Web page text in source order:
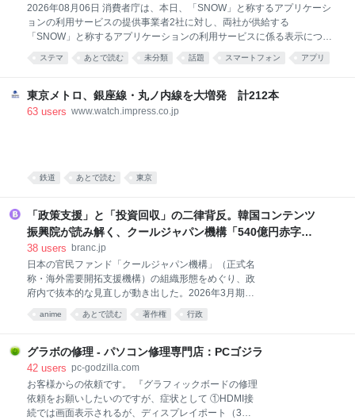
2026年08月06日 消費者庁は、本日、「SNOW」と称するアプリケーシ
ョンの利用サービスの提供事業者2社に対し、両社が供給する
「SNOW」と称するアプリケーションの利用サービスに係る表示につい
て、それぞれ、景品表示法に違反する行為(同法第5条第3号(ステルスマ
ーケティング告示)に該当)が認められたことから、同法第7条第1項の規
プリケーションの利用サービスの提供事業者2社に対する景品表示法に
基づく措置命令について[PDF:2.0 MB]
ステマ あとで読む 未分類 話題 スマートフォン アプリ
東京メトロ、銀座線・丸ノ内線を大増発 計212本
63 users www.watch.impress.co.jp
鉄道 あとで読む 東京
「政策支援」と「投資回収」の二律背反。韓国コンテンツ
振興院が読み解く、クールジャパン機構「540億円赤字」
の本質 | Branc（ブラン）-Brand New Creativity-
38 users branc.jp
日本の官民ファンド「クールジャパン機構」（正式名
称・海外需要開拓支援機構）の組織形態をめぐり、政
府内で抜本的な見直しが動き出した。2026年3月期決
算で累積損失が540億円に達したことを受け、経済産
業省は同年7月、制度・投資事業・組織経営の三つの
論では、他機関との統合や廃止まで選択肢に入る可能
性がある。 日本国内では、この機構をめぐって「公的
資金の浪費」「クールジャパン政策の失敗」といった
批判的な報道が続いてきた。そんな折、韓国コンテン
ツ振興院（KOCCA）東京ビジネスセンターが2026年7
anime あとで読む 著作権 行政
グラボの修理 - パソコン修理専門店：PCゴジラ
42 users pc-godzilla.com
お客様からの依頼です。 『グラフィックボードの修理
依頼をお願いしたいのですが、症状として ①HDMI接
続では画面表示されるが、ディスプレイポート（3か